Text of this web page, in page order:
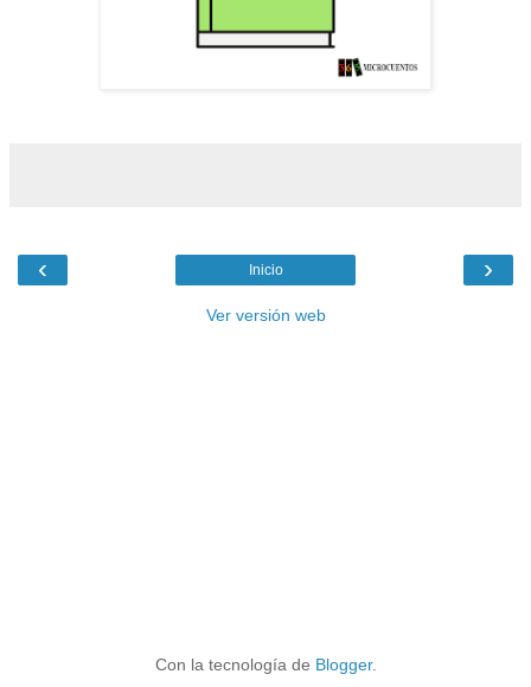
‹ ›
Inicio
Ver versión web
Con la tecnología de Blogger.